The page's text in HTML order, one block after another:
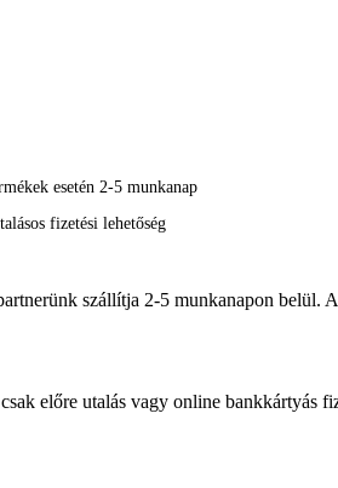
esetén 2-5 munkanap
fizetési lehetőség
szállítja 2-5 munkanapon
előre utalás vagy online bankkártyás